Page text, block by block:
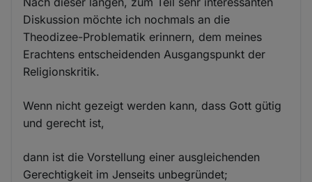
Diskussion möchte ich nochmals an die
Theodizee-Problematik erinnern, dem meines
Erachtens entscheidenden Ausgangspunkt der
Religionskritik.
Wenn nicht gezeigt werden kann, dass Gott gütig
und gerecht ist,
dann ist die Vorstellung einer ausgleichenden
Gerechtigkeit im Jenseits unbegründet;